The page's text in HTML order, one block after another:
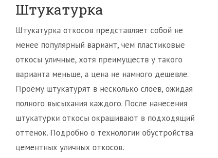
Штукатурка
Штукатурка откосов представляет собой не
менее популярный вариант, чем пластиковые
откосы уличные, хотя преимуществ у такого
варианта меньше, а цена не намного дешевле.
Проёму штукатурят в несколько слоёв, ожидая
полного высыхания каждого. После нанесения
штукатурки откосы окрашивают в подходящий
оттенок. Подробно о технологии обустройства
цементных уличных откосов.